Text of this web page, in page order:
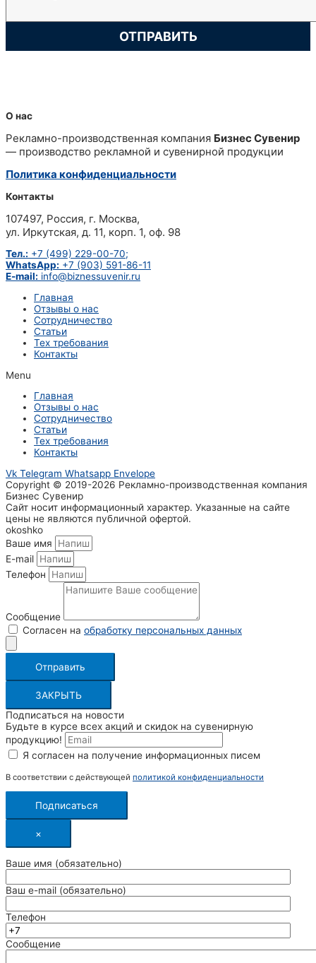
О нас
Рекламно-производственная компания Бизнес Сувенир
— производство рекламной и сувенирной продукции
Политика конфиденциальности
Контакты
107497, Россия, г. Москва,
ул. Иркутская, д. 11, корп. 1, оф. 98
Тел.: +7 (499) 229-00-70;
WhatsApp: +7 (903) 591-86-11
E-mail: info@biznessuvenir.ru
Главная
Отзывы о нас
Сотрудничество
Статьи
Тех требования
Контакты
Menu
Главная
Отзывы о нас
Сотрудничество
Статьи
Тех требования
Контакты
Vk Telegram Whatsapp Envelope
Copyright © 2019-2026 Рекламно-производственная компания
Бизнес Сувенир
Сайт носит информационный характер. Указанные на сайте
цены не являются публичной офертой.
okoshko
Ваше имя
E-mail
Телефон
Сообщение
Согласен на обработку персональных данных
Отправить
ЗАКРЫТЬ
Подписаться на новости
Будьте в курсе всех акций и скидок на сувенирную
продукцию!
Я согласен на получение информационных писем
В соответствии с действующей политикой конфиденциальности
Подписаться
×
Ваше имя (обязательно)
Ваш e-mail (обязательно)
Телефон
Сообщение